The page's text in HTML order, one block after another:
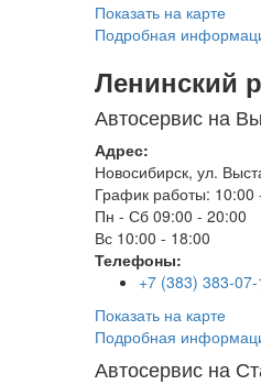
Показать на карте
Подробная
Ленинский
Автосервис на
Адрес:
Новосибирск, ул.
График работы: 10:00
Пн - Сб 09:00 - 20:00
Вс 10:00 - 18:00
Телефоны:
+7 (383) 383-07-
Показать на карте
Подробная
Автосервис на